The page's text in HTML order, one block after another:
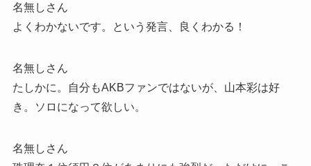
名無しさん
よくわかないです。という発言、良くわかる！
名無しさん
たしかに。自分もAKBファンではないが、山本彩は好
き。ソロになって欲しい。
名無しさん